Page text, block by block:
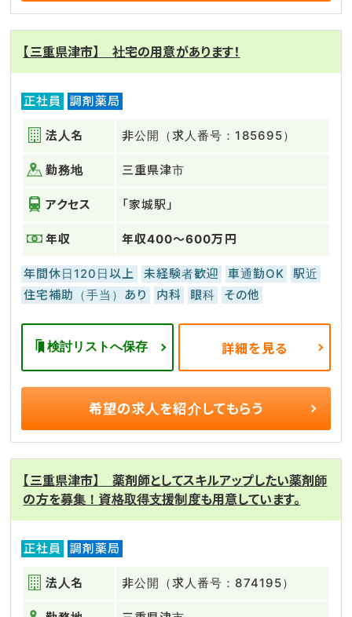
【三重県津市】 社宅の用意があります！
正社員 調剤薬局
法人名 非公開（求人番号：185695）
勤務地 三重県津市
アクセス 「家城駅」
年収 年収400～600万円
年間休日120日以上 未経験者歓迎 車通勤OK
駅近
住宅補助（手当）あり
内科 眼科 その他
検討リストへ保存 詳細を見る
希望の求人を紹介してもらう
【三重県津市】 薬剤師としてスキルアップしたい薬剤師
の方を募集！資格取得支援制度も用意しています。
正社員 調剤薬局
法人名 非公開（求人番号：874195）